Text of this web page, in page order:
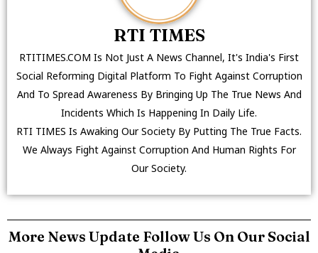
RTI TIMES
RTITIMES.COM Is Not Just A News Channel, It's India's First
Social Reforming Digital Platform To Fight Against Corruption
And To Spread Awareness By Bringing Up The True News And
Incidents Which Is Happening In Daily Life.
RTI TIMES Is Awaking Our Society By Putting The True Facts.
We Always Fight Against Corruption And Human Rights For
Our Society.
More News Update Follow Us On Our Social